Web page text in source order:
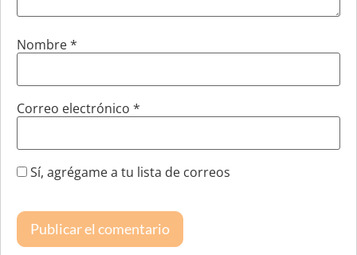
Nombre*
Correo electrónico *
Sí, agrégame a tu lista de correos